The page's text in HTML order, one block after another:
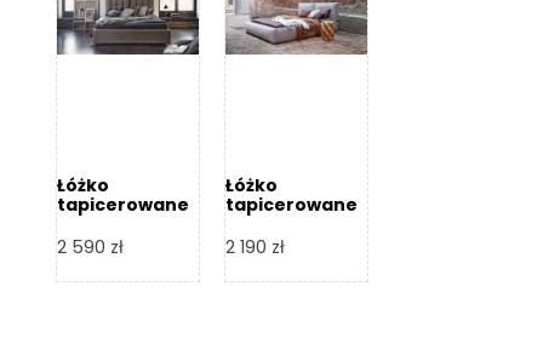
Łóżko
tapicerowane
Design
2 590 zł
Łóżko
tapicerowane
Design
2 190 zł